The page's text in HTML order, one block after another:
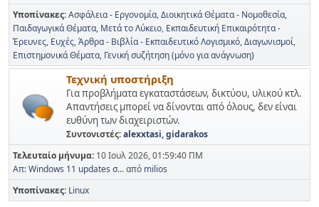
Υποπίνακες Ασφάλεια - Εργονομία Διοικητικά Θέματα - Νομοθεσία
Παιδαγωγικά Θέματα Μετά το Λύκειο Εκπαιδευτική Επικαιρότητα -
Έρευνες Ευχές Άρθρα - Βιβλία - Εκπαιδευτικό Λογισμικό Διαγωνισμοί
Επιστημονικά Θέματα Γενική συζήτηση (μόνο για ανάγνωση)
Τεχνική υποστήριξη
Για προβλήματα εγκαταστάσεων, δικτύου, υλικού κτλ.
Απαντήσεις μπορεί να δίνονται από όλους, δεν είναι
ευθύνη των διαχειριστών.
Συντονιστές:alexxtasi,gidarakos
Τελευταίο μήνυμα: 10 Ιουλ 2026, 01:59:40 ΠΜ
Απ: Windows 11 updates σ...από milios
Υποπίνακες Linux